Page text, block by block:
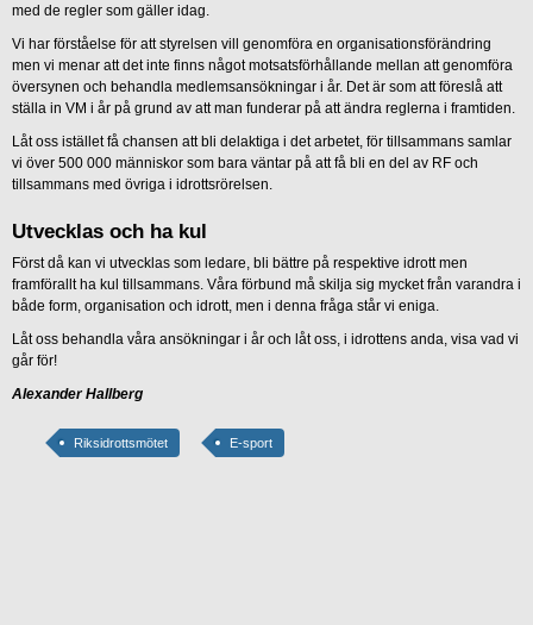
med de regler som gäller idag.
Vi har förståelse för att styrelsen vill genomföra en organisationsförändring
men vi menar att det inte finns något motsatsförhållande mellan att genomföra
översynen och behandla medlemsansökningar i år. Det är som att föreslå att
ställa in VM i år på grund av att man funderar på att ändra reglerna i framtiden.
Låt oss istället få chansen att bli delaktiga i det arbetet, för tillsammans samlar
vi över 500 000 människor som bara väntar på att få bli en del av RF och
tillsammans med övriga i idrottsrörelsen.
Utvecklas och ha kul
Först då kan vi utvecklas som ledare, bli bättre på respektive idrott men
framförallt ha kul tillsammans. Våra förbund må skilja sig mycket från varandra i
både form, organisation och idrott, men i denna fråga står vi eniga.
Låt oss behandla våra ansökningar i år och låt oss, i idrottens anda, visa vad vi
går för!
Alexander Hallberg
Riksidrottsmötet E-sport